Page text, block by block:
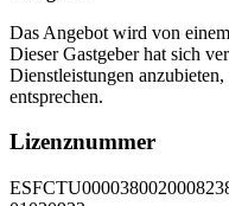
Das Angebot wird von
Dieser Gastgeber hat sich
Dienstleistungen
entsprechen.
Lizenznummer